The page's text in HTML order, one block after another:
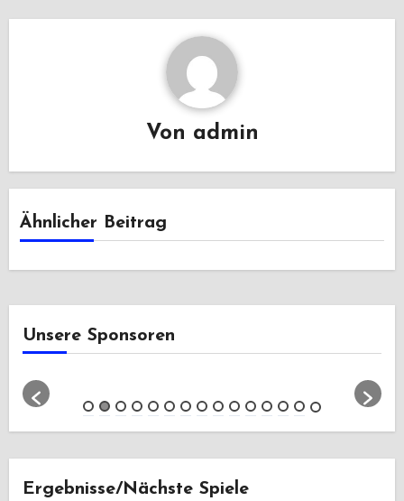
Von admin
Ähnlicher Beitrag
Unsere Sponsoren
Ergebnisse/Nächste Spiele